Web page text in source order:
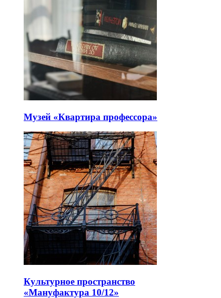
Музей «Квартира профессора»
Культурное пространство
«Мануфактура 10/12»